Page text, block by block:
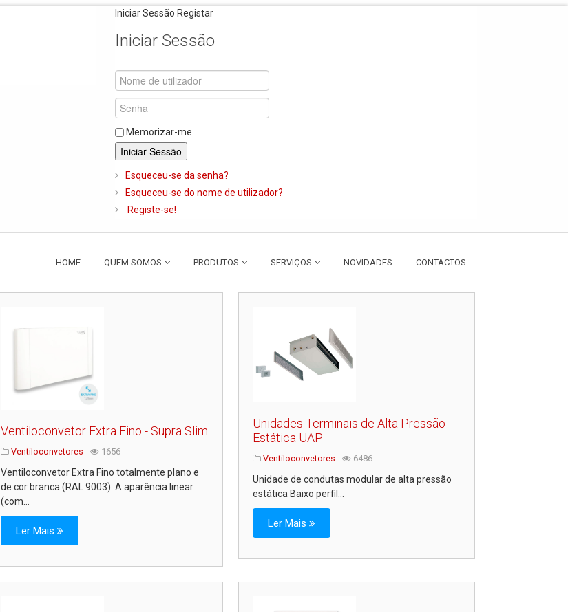
Iniciar Sessão Registar
Iniciar Sessão
Memorizar-me
Iniciar Sessão
Esqueceu-se da senha?
Esqueceu-se do nome de utilizador?
Registe-se!
HOME QUEM SOMOS PRODUTOS SERVIÇOS NOVIDADES CONTACTOS
Ventiloconvetor Extra Fino - Supra Slim
Ventiloconvetores 1656
Ventiloconvetor Extra Fino totalmente plano e
de cor branca (RAL 9003). A aparência linear
(com...
Ler Mais
Unidades Terminais de Alta Pressão
Estática UAP
Ventiloconvetores 6486
Unidade de condutas modular de alta pressão
estática Baixo perfil...
Ler Mais